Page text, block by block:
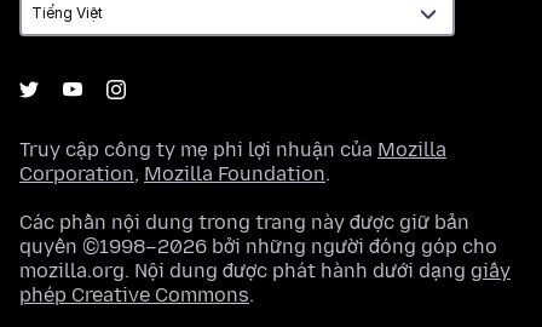
Truy cập công ty mẹ phi lợi nhuận của Mozilla
Corporation, Mozilla Foundation.
Các phần nội dung trong trang này được giữ bản
quyền ©1998–2026 bởi những người đóng góp cho
mozilla.org. Nội dung được phát hành dưới dạng giấy
phép Creative Commons.